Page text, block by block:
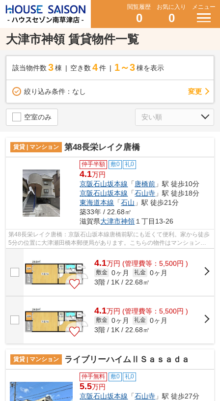
閲覧履歴
0
お気に入り
0
メニュー
大津市神領 賃貸物件一覧
該当物件数 3棟 空き数 4 件 1～3 棟を表示
絞り込み条件： なし 変更
空室のみ
賃貸 | マンション 第48長栄レイク唐橋
仲手半額 敷0 礼0
4.1万円
京阪石山坂本線 「唐橋前 」駅 徒歩10分
京阪石山坂本線 「石山寺 」駅 徒歩18分
東海道本線 「石山 」駅 徒歩21分
築33年 / 22.68㎡
滋賀県大津市神領１丁目13-26
第48長栄レイク唐橋：京阪石山坂本線唐橋前駅にも近くて便利。家から徒歩
5分の位置に大津瀬田橋本郵便局があります。こちらの物件はマンションで
4.1万円 (管理費等：5,500円 )
敷金 0ヶ月 礼金 0ヶ月
3階 / 1K / 22.68㎡
4.1万円 (管理費等：5,500円 )
敷金 0ヶ月 礼金 0ヶ月
3階 / 1K / 22.68㎡
賃貸 | マンション ライブリーハイムⅡＳａｓａｄａ
仲手無料 敷0 礼0
5.5万円
京阪石山坂本線 「石山寺 」駅 徒歩27分